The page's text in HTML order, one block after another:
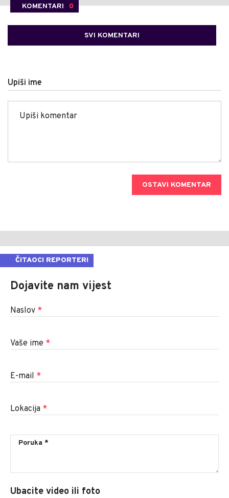
KOMENTARI 0
SVI KOMENTARI
Upiši ime
OSTAVI KOMENTAR
ČITAOCI REPORTERI
Dojavite nam vijest
Naslov *
Vaše ime *
E-mail *
Lokacija *
Ubacite video ili foto